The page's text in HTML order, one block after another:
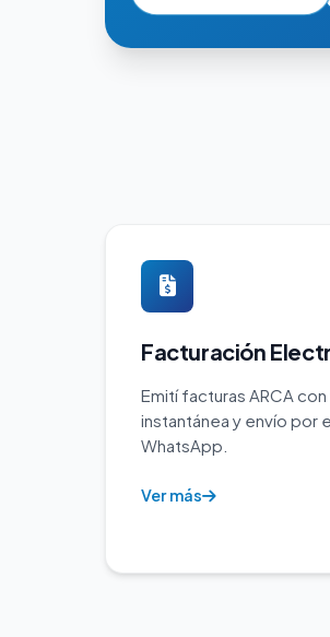
Facturación
Emití facturas ARCA
instantánea y envío por
WhatsApp.
Ver más